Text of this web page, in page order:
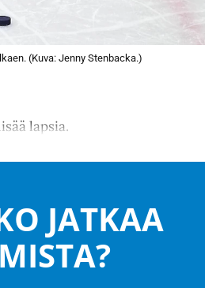
(Kuva: Jenny Stenbacka.)
lapsia.
JATKAA